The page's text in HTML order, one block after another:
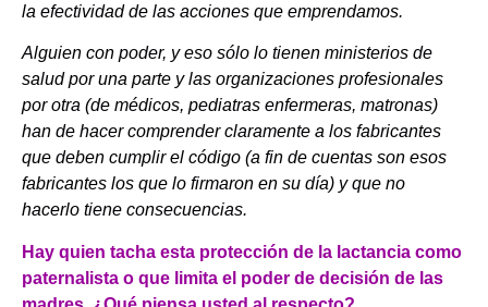
la efectividad de las acciones que emprendamos.
Alguien con poder, y eso sólo lo tienen ministerios de
salud por una parte y las organizaciones profesionales
por otra (de médicos, pediatras enfermeras, matronas)
han de hacer comprender claramente a los fabricantes
que deben cumplir el código (a fin de cuentas son esos
fabricantes los que lo firmaron en su día) y que no
hacerlo tiene consecuencias.
Hay quien tacha esta protección de la lactancia como
paternalista o que limita el poder de decisión de las